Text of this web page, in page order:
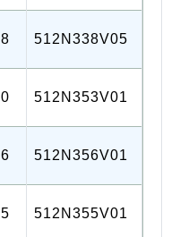
512N338V05
512N353V01
512N356V01
512N355V01